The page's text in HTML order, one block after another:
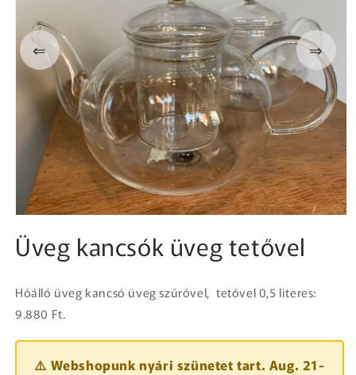
⇐
megnyitása
a
⇒
Üveg kancsók üveg tetővel
Hőálló üveg kancsó üveg szűrővel, tetővel 0,5 literes:
9.880 Ft.
⚠️ Webshopunk nyári szünetet tart. Aug. 21-